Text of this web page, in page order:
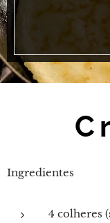
Ingredientes
4 colheres